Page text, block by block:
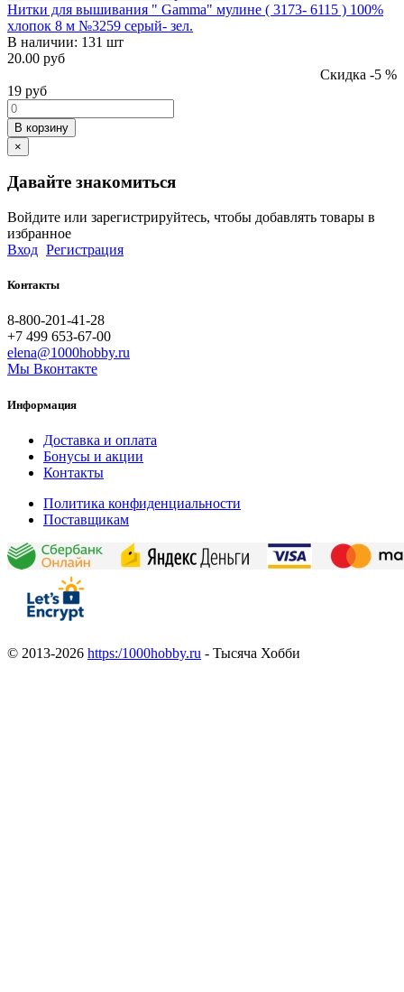
Нитки для вышивания " Gamma" мулине ( 3173- 6115 ) 100%
хлопок 8 м №3259 серый- зел.
В наличии: 131 шт
20.00 руб
Скидка -5 %
19 руб
В корзину
×
Давайте знакомиться
Войдите или зарегистрируйтесь, чтобы добавлять товары в
избранное
Вход Регистрация
Контакты
8-800-201-41-28
+7 499 653-67-00
elena@1000hobby.ru
Мы Вконтакте
Информация
Доставка и оплата
Бонусы и акции
Контакты
Политика конфиденциальности
Поставщикам
© 2013-2026 https:/1000hobby.ru - Тысяча Хобби